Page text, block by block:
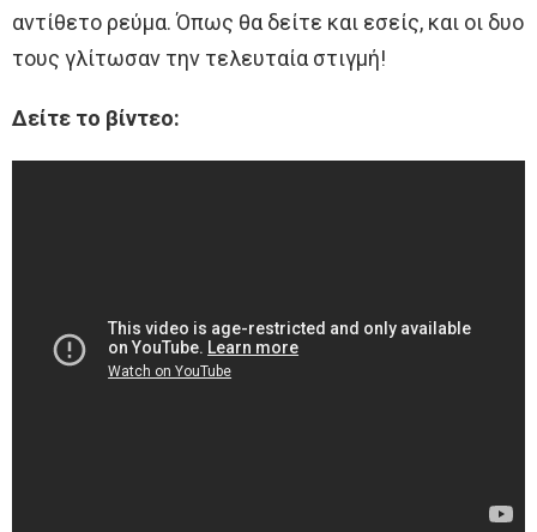
αντίθετο ρεύμα. Όπως θα δείτε και εσείς, και οι δυο
τους γλίτωσαν την τελευταία στιγμή!
Δείτε το βίντεο: